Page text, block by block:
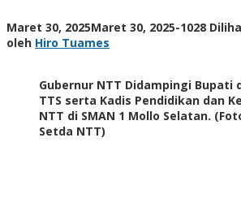
Maret 30, 2025Maret 30, 2025oleh
-1028
oleh Hiro Tuames
Gubernur NTT Didampingi Bupati
TTS serta Kadis Pendidikan dan
NTT di SMAN 1 Mollo Selatan.
Setda NTT)